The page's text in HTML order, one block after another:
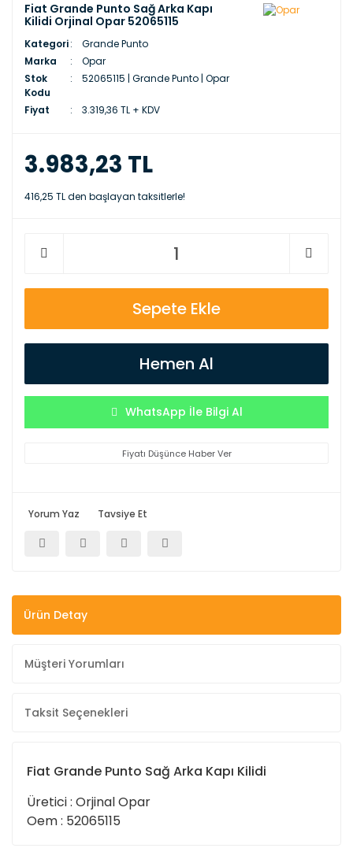
Fiat Grande Punto Sağ Arka Kapı
Kilidi Orjinal Opar 52065115
Kategori
Grande Punto
Marka
Opar
Stok
Kodu
52065115 | Grande Punto | Opar
Fiyat 3.319,36 TL + KDV
3.983,23 TL
416,25 TL den başlayan taksitlerle!
Sepete Ekle
Hemen Al
WhatsApp İle Bilgi Al
Fiyatı Düşünce Haber Ver
Yorum Yaz Tavsiye Et
Ürün Detay
Müşteri Yorumları
Taksit Seçenekleri
Fiat Grande Punto Sağ Arka Kapı Kilidi
Üretici : Orjinal Opar
Oem : 52065115